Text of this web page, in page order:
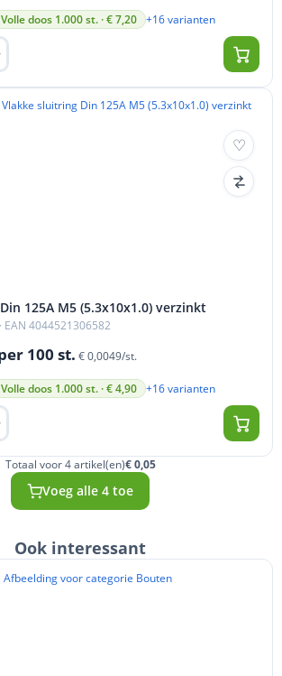
Volle doos 1.000 st. · € 7,20 +16 varianten
125A M5 (5.3x10x1.0) verzinkt
· EAN 4044521306582
100 st. € 0,0049/st.
Volle doos 1.000 st. · € 4,90 +16 varianten
Totaal voor 4 artikel(en)€ 0,05
Voeg alle 4 toe
Ook interessant